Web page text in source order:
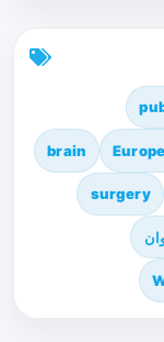
brain
surgery